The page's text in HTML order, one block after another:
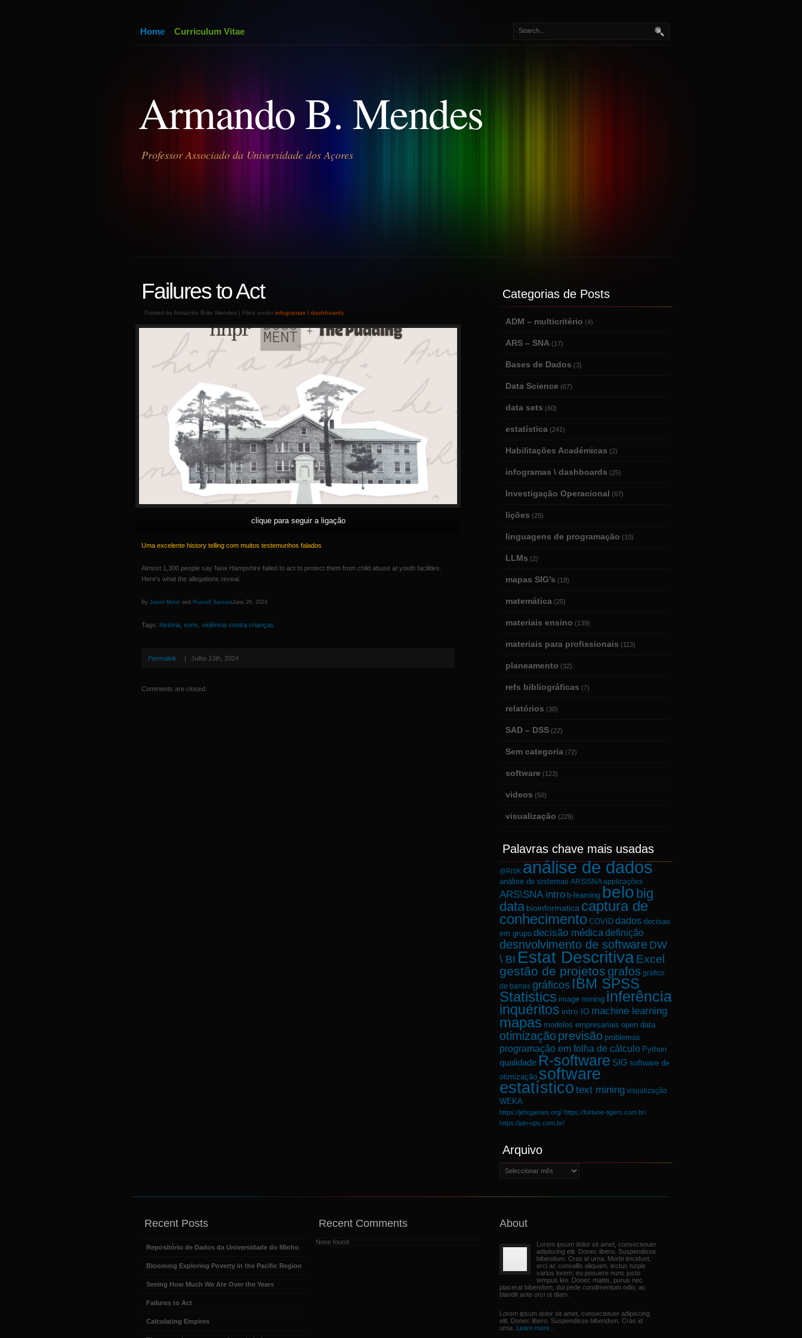
Armando B. Mendes
Professor Associado da Universidade dos Açores
Home Curriculum Vitae
Failures to Act
Posted by Armando Brito Mendes | Filed under infogramas \ dashboards
clique para seguir a ligação
Uma excelente history telling com muitos testemunhos falados
Almost 1,300 people say New Hampshire failed to act to protect them from child abuse at youth facilities.
Here’s what the allegations reveal.
By Jason Moon and Russell SamoraJune 26, 2024
Tags: história sons violência contra crianças
Permalink | Julho 13th, 2024
Comments are closed.
Categorias de Posts
ADM – multicritério (4)
ARS – SNA (17)
Bases de Dados (3)
Data Science (67)
data sets (60)
estatística (241)
Habilitações Académicas (2)
infogramas \ dashboards (25)
Investigação Operacional (67)
lições (25)
linguagens de programação (10)
LLMs (2)
mapas SIG's (18)
matemática (25)
materiais ensino (139)
materiais para profissionais (113)
planeamento (32)
refs bibliográficas (7)
relatórios (30)
SAD – DSS (22)
Sem categoria (72)
software (123)
videos (50)
visualização (229)
Palavras chave mais usadas
@RISK análise de dados
análise de sistemas ARS\SNA applicações
ARS\SNA intro b-learning belo big
data bioinformatica captura de
conhecimento COVID dados decisao
em grupo decisão médicadefinição
desnvolvimento de software DW
\ BI Estat DescritivaExcel
gestão de projetos grafos gráfico
de barras gráficos IBM SPSS
Statistics image mining inferência
inquéritos intro IO machine learning
mapas modelos empresariais open data
otimizaçãoprevisão problemas
programação em folha de cálculo Python
qualidade R-software SIG software de
otimização software
estatístico text mining visualização
WEKA
https://jetxgames.org/ https://fortune-tigers.com.br/
https://pin-ups.com.br/
Arquivo
Arquivo
Recent Posts
Repositório de Dados da Universidade do Minho
Blooming Exploring Poverty in the Pacific Region
Seeing How Much We Ate Over the Years
Failures to Act
Calculating Empires
Recent Comments
None found
About
Lorem ipsum dolor sit amet, consectetuer
adipiscing elit. Donec libero. Suspendisse
bibendum. Cras id urna. Morbi tincidunt,
orci ac convallis aliquam, lectus turpis
varius lorem, eu posuere nunc justo
tempus leo. Donec mattis, purus nec
placerat bibendum, dui pede condimentum odio, ac
blandit ante orci ut diam.
Lorem ipsum dolor sit amet, consectetuer adipiscing
elit. Donec libero. Suspendisse bibendum. Cras id
urna. Learn more...